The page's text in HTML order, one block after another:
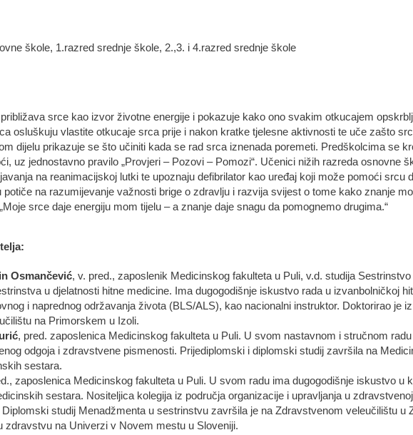
škole, 1.razred srednje škole, 2.,3. i 4.razred srednje škole
srce kao izvor životne energije i pokazuje kako ono svakim otkucajem
osluškuju vlastite otkucaje srca prije i nakon kratke tjelesne aktivnosti te uče zašto
dijelu prikazuje se što učiniti kada se rad srca iznenada poremeti. Predškolcima se
uz jednostavno pravilo „Provjeri – Pozovi – Pomozi“. Učenici nižih razreda osnovne
na reanimacijskoj lutki te upoznaju defibrilator kao uređaj koji može pomoći srcu
potiče na razumijevanje važnosti brige o zdravlju i razvija svijest o tome kako znanje
srce daje energiju mom tijelu – a znanje daje snagu da pomognemo drugima.“
Osmančević, v. pred., zaposlenik Medicinskog fakulteta u Puli, v.d. studija
u djelatnosti hitne medicine. Ima dugogodišnje iskustvo rada u izvanbolničkoj
i naprednog održavanja života (BLS/ALS), kao nacionalni instruktor. Doktorirao je
na Primorskem u Izoli.
, pred. zaposlenica Medicinskog fakulteta u Puli. U svom nastavnom i stručnom
odgoja i zdravstvene pismenosti. Prijediplomski i diplomski studij završila na
sestara.
zaposlenica Medicinskog fakulteta u Puli. U svom radu ima dugogodišnje iskustvo u
sestara. Nositeljica kolegija iz područja organizacije i upravljanja u
studij Menadžmenta u sestrinstvu završila je na Zdravstvenom veleučilištu u
zdravstvu na Univerzi v Novem mestu u Sloveniji.